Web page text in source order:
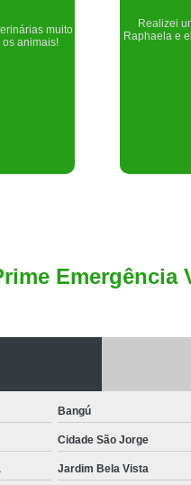
a doutora
o lugar e a
Um lugar
Emergência
Bangú
Cidade São Jorge
Jardim Bela Vista